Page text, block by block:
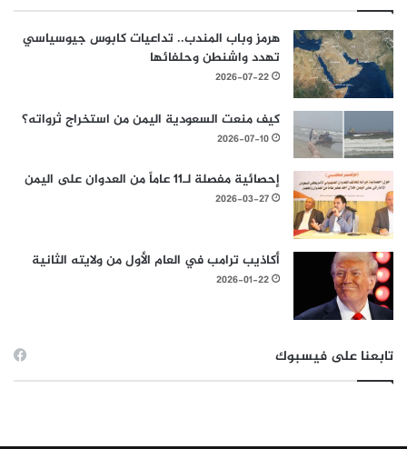
هرمز وباب المندب.. تداعيات كابوس جيوسياسي
تهدد واشنطن وحلفائها
2026-07-22
كيف منعت السعودية اليمن من استخراج ثرواته؟
2026-07-10
إحصائية مفصلة لـ11 عاماً من العدوان على اليمن
2026-03-27
أكاذيب ترامب في العام الأول من ولايته الثانية
2026-01-22
تابعنا على فيسبوك